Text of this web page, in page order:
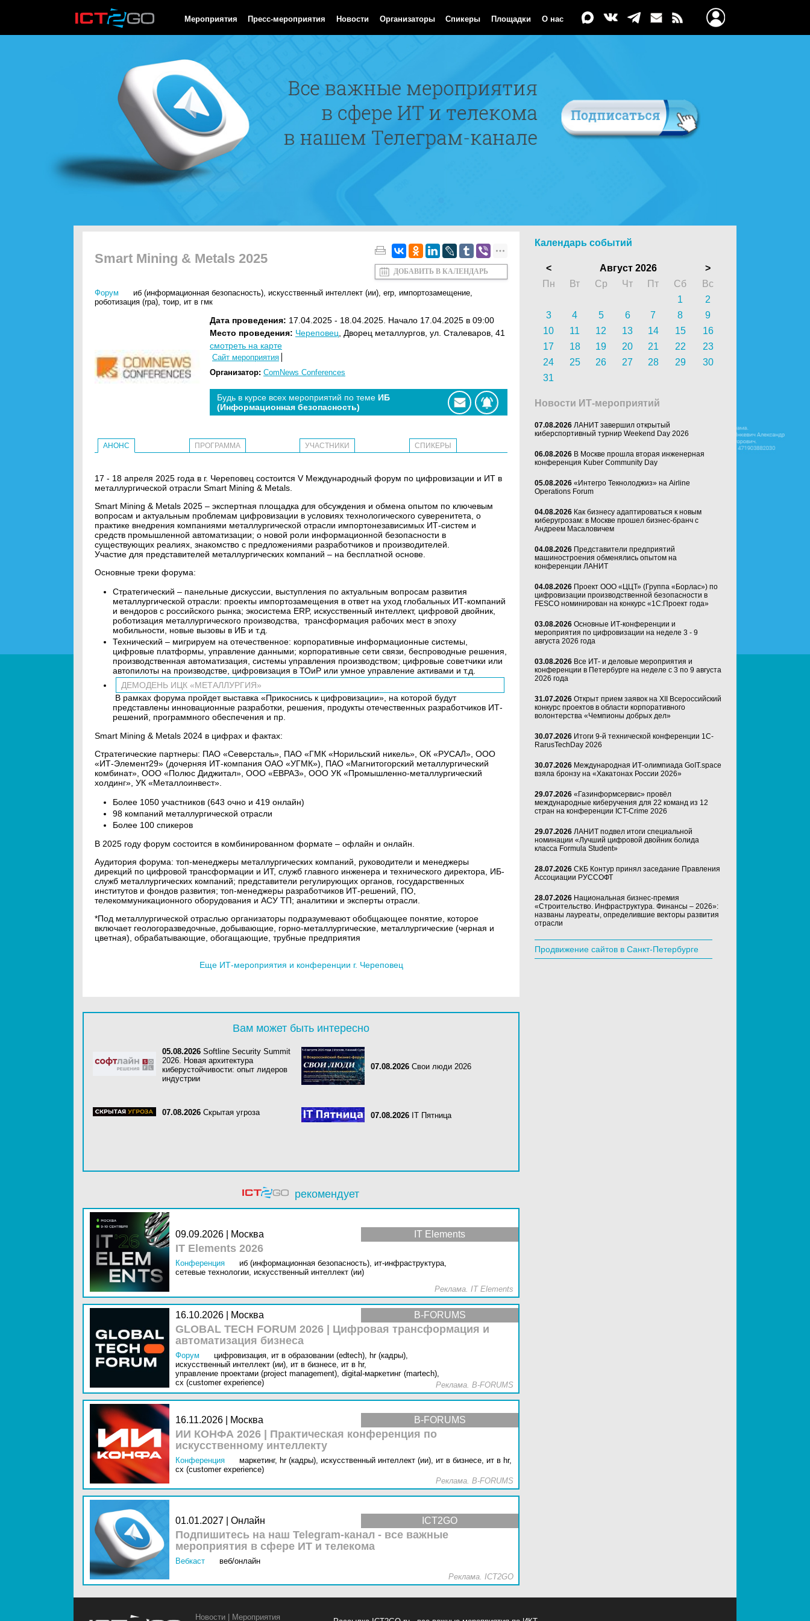
Мероприятия Пресс-мероприятия Новости Организаторы Спикеры Площадки О нас
Smart Mining & Metals 2025
ДОБАВИТЬ В КАЛЕНДАРЬ
Форум иб (информационная безопасность), искусственный интеллект (ии), erp, импортозамещение,
роботизация (rpa), тоир, ит в гмк
Дата проведения: 17.04.2025 - 18.04.2025. Начало 17.04.2025 в 09:00
Место проведения: Череповец , Дворец металлургов, ул. Сталеваров, 41
смотреть на карте
Сайт мероприятия
Организатор: ComNews Conferences
Будь в курсе всех мероприятий по теме ИБ
(Информационная безопасность)
АНОНС ПРОГРАММА УЧАСТНИКИ СПИКЕРЫ
17 - 18 апреля 2025 года в г. Череповец состоится V Международный форум по цифровизации и ИТ в
металлургической отрасли Smart Mining & Metals.
Smart Mining & Metals 2025 – экспертная площадка для обсуждения и обмена опытом по ключевым
вопросам и актуальным проблемам цифровизации в условиях технологического суверенитета, о
практике внедрения компаниями металлургической отрасли импортонезависимых ИТ-систем и
средств промышленной автоматизации; о новой роли информационной безопасности в
существующих реалиях, знакомство с предложениями разработчиков и производителей.
Участие для представителей металлургических компаний – на бесплатной основе.
Основные треки форума:
Стратегический – панельные дискуссии, выступления по актуальным вопросам развития
металлургической отрасли: проекты импортозамещения в ответ на уход глобальных ИТ-компаний
и вендоров с российского рынка; экосистема ERP, искусственный интеллект, цифровой двойник,
роботизация металлургического производства, трансформация рабочих мест в эпоху
мобильности, новые вызовы в ИБ и т.д.
Технический – мигрируем на отечественное: корпоративные информационные системы,
цифровые платформы, управление данными; корпоративные сети связи, беспроводные решения,
производственная автоматизация, системы управления производством; цифровые советчики или
автопилоты на производстве, цифровизация в ТОиР или умное управление активами и т.д.
ДЕМОДЕНЬ ИЦК «МЕТАЛЛУРГИЯ»
В рамках форума пройдет выставка «Прикоснись к цифровизации», на которой будут
представлены инновационные разработки, решения, продукты отечественных разработчиков ИТ-
решений, программного обеспечения и пр.
Smart Mining & Metals 2024 в цифрах и фактах:
Стратегические партнеры: ПАО «Северсталь», ПАО «ГМК «Норильский никель», ОК «РУСАЛ», ООО
«ИТ-Элемент29» (дочерняя ИТ-компания ОАО «УГМК»), ПАО «Магнитогорский металлургический
комбинат», ООО «Полюс Диджитал», ООО «ЕВРАЗ», ООО УК «Промышленно-металлургический
холдинг», УК «Металлоинвест».
Более 1050 участников (643 очно и 419 онлайн)
98 компаний металлургической отрасли
Более 100 спикеров
В 2025 году форум состоится в комбинированном формате – офлайн и онлайн.
Аудитория форума: топ-менеджеры металлургических компаний, руководители и менеджеры
дирекций по цифровой трансформации и ИТ, служб главного инженера и технического директора, ИБ-
служб металлургических компаний; представители регулирующих органов, государственных
институтов и фондов развития; топ-менеджеры разработчиков ИТ-решений, ПО,
телекоммуникационного оборудования и АСУ ТП; аналитики и эксперты отрасли.
*Под металлургической отраслью организаторы подразумевают обобщающее понятие, которое
включает геологоразведочные, добывающие, горно-металлургические, металлургические (черная и
цветная), обрабатывающие, обогащающие, трубные предприятия
Еще ИТ-мероприятия и конференции г. Череповец
Вам может быть интересно
05.08.2026 Softline Security Summit
2026. Новая архитектура
киберустойчивости: опыт лидеров
индустрии
07.08.2026 Свои люди 2026
07.08.2026 Скрытая угроза 07.08.2026 IT Пятница
рекомендует
IT Elements
09.09.2026 | Москва
IT Elements 2026
Конференция иб (информационная безопасность), ит-инфраструктура,
сетевые технологии, искусственный интеллект (ии)
Реклама. IT Elements
B-FORUMS
16.10.2026 | Москва
GLOBAL TECH FORUM 2026 | Цифровая трансформация и
автоматизация бизнеса
Форум цифровизация, ит в образовании (edtech), hr (кадры),
искусственный интеллект (ии), ит в бизнесе, ит в hr,
управление проектами (project management), digital-маркетинг (martech),
cx (customer experience)
Реклама. B-FORUMS
B-FORUMS
16.11.2026 | Москва
ИИ КОНФА 2026 | Практическая конференция по
искусственному интеллекту
Конференция маркетинг, hr (кадры), искусственный интеллект (ии), ит в бизнесе, ит в hr,
cx (customer experience)
Реклама. B-FORUMS
ICT2GO
01.01.2027 | Онлайн
Подпишитесь на наш Telegram-канал - все важные
мероприятия в сфере ИТ и телекома
Вебкаст
веб/онлайн
Реклама. ICT2GO
Календарь событий
< Август 2026
>
Пн
Вт Ср Чт Пт Сб
Вс
1
2
3
4 5 6 7 8
9
10
11 12 13 14 15
16
17
18 19 20 21 22
23
24
25 26 27 28 29
30
31
Новости ИТ-мероприятий
07.08.2026 ЛАНИТ завершил открытый
киберспортивный турнир Weekend Day 2026
06.08.2026 В Москве прошла вторая инженерная
конференция Kuber Community Day
05.08.2026 «Интегро Текнолоджиз» на Airline
Operations Forum
04.08.2026 Как бизнесу адаптироваться к новым
киберугрозам: в Москве прошел бизнес-бранч с
Андреем Масаловичем
04.08.2026 Представители предприятий
машиностроения обменялись опытом на
конференции ЛАНИТ
04.08.2026 Проект ООО «ЦЦТ» (Группа «Борлас») по
цифровизации производственной безопасности в
FESCO номинирован на конкурс «1С:Проект года»
03.08.2026 Основные ИТ-конференции и
мероприятия по цифровизации на неделе 3 - 9
августа 2026 года
03.08.2026 Все ИТ- и деловые мероприятия и
конференции в Петербурге на неделе с 3 по 9 августа
2026 года
31.07.2026 Открыт прием заявок на XII Всероссийский
конкурс проектов в области корпоративного
волонтерства «Чемпионы добрых дел»
30.07.2026 Итоги 9-й технической конференции 1C-
RarusTechDay 2026
30.07.2026 Международная ИТ-олимпиада GoIT.space
взяла бронзу на «Хакатонах России 2026»
29.07.2026 «Газинформсервис» провёл
международные киберучения для 22 команд из 12
стран на конференции ICT-Crime 2026
29.07.2026 ЛАНИТ подвел итоги специальной
номинации «Лучший цифровой двойник болида
класса Formula Student»
28.07.2026 СКБ Контур принял заседание Правления
Ассоциации РУССОФТ
28.07.2026 Национальная бизнес-премия
«Строительство. Инфраструктура. Финансы – 2026»:
названы лауреаты, определившие векторы развития
отрасли
Продвижение сайтов в Санкт-Петербурге
Новости Мероприятия